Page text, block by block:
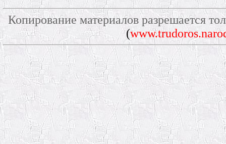
Копирование материалов разрешается
(